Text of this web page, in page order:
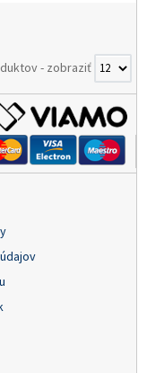
- zobraziť